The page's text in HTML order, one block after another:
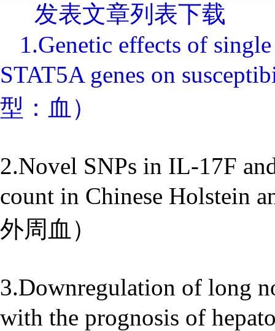
发表文章列表下载
1.Genetic effects of
STAT5A genes on
型：血）
2.Novel SNPs in IL-17F
count in Chinese Holstein
外周血）
3.Downregulation of long
with the prognosis of